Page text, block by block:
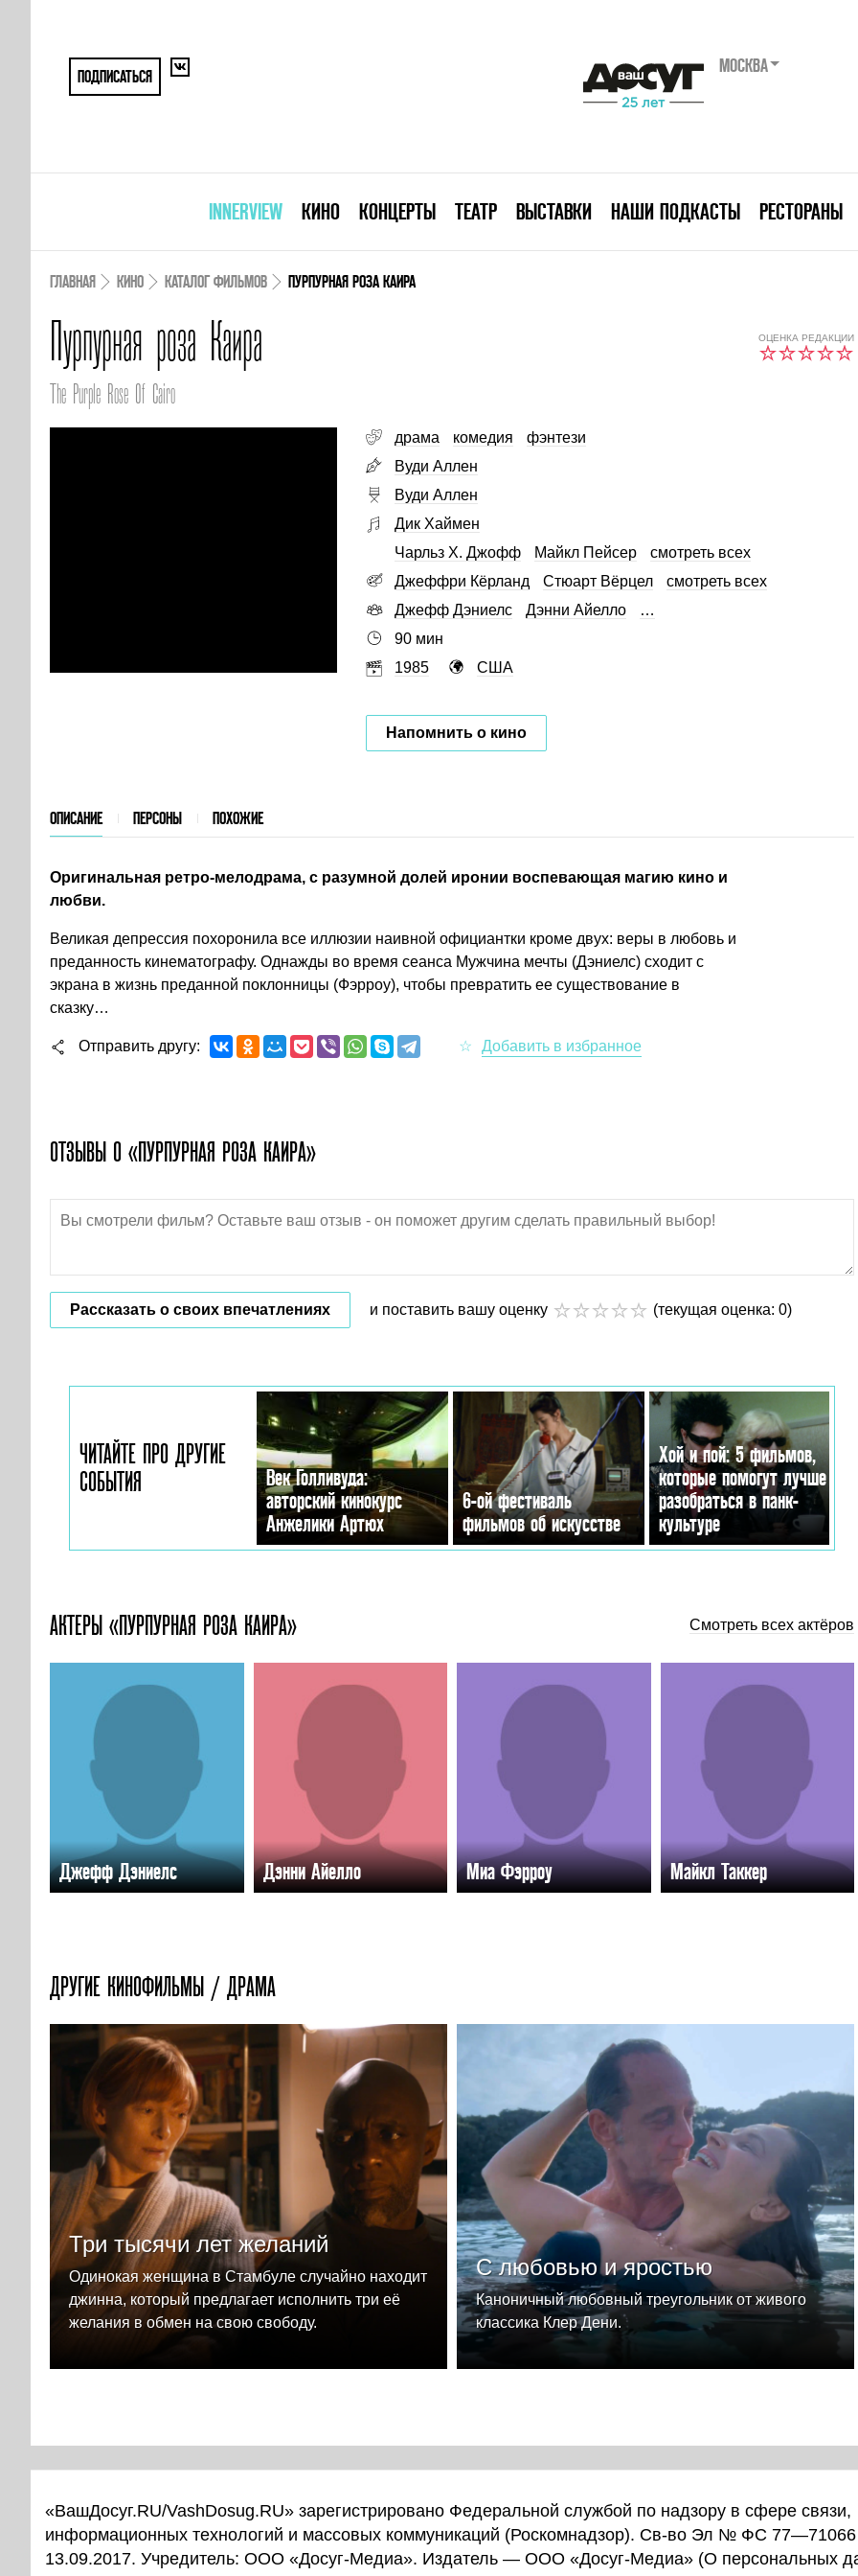
ПОДПИСАТЬСЯ
МОСКВА
INNERVIEW КИНО КОНЦЕРТЫ ТЕАТР ВЫСТАВКИ НАШИ ПОДКАСТЫ РЕСТОРАНЫ
ГЛАВНАЯ КИНО КАТАЛОГ ФИЛЬМОВ ПУРПУРНАЯ РОЗА КАИРА
Пурпурная роза Каира ОЦЕНКА РЕДАКЦИИ
The Purple Rose Of Cairo
драма комедия
фэнтези
Вуди Аллен
Вуди Аллен
Дик Хаймен
Чарльз Х. Джофф
Майкл Пейсер
смотреть всех
Джеффри Кёрланд
Стюарт Вёрцел
смотреть всех
Джефф Дэниелс
Дэнни Айелло
…
90 мин
1985
США
Напомнить о кино
ОПИСАНИЕ ПЕРСОНЫ ПОХОЖИЕ
Оригинальная ретро-мелодрама, с разумной долей иронии воспевающая магию кино и
любви.
Великая депрессия похоронила все иллюзии наивной официантки кроме двух: веры в любовь и
преданность кинематографу. Однажды во время сеанса Мужчина мечты (Дэниелс) сходит с
экрана в жизнь преданной поклонницы (Фэрроу), чтобы превратить ее существование в
сказку…
Отправить другу
ОТЗЫВЫ О «ПУРПУРНАЯ РОЗА КАИРА»
Рассказать о своих впечатлениях и поставить вашу оценку (текущая оценка: 0)
ЧИТАЙТЕ ПРО ДРУГИЕ
СОБЫТИЯ
Век Голливуда:
авторский кинокурс
Анжелики Артюх
6-ой фестиваль
фильмов об искусстве
Хой и пой: 5 фильмов,
которые помогут лучше
разобраться в панк-
культуре
АКТЕРЫ «ПУРПУРНАЯ РОЗА КАИРА» Смотреть всех актёров
Джефф Дэниелс Дэнни Айелло Миа Фэрроу Майкл Таккер
ДРУГИЕ КИНОФИЛЬМЫ / ДРАМА
Три тысячи лет желаний
Одинокая женщина в Стамбуле случайно находит
джинна, который предлагает исполнить три её
желания в обмен на свою свободу.
С любовью и яростью
Каноничный любовный треугольник от живого
классика Клер Дени.
«ВашДосуг.RU/VashDosug.RU» зарегистрировано Федеральной службой по надзору в сфере связи,
информационных технологий и массовых коммуникаций (Роскомнадзор). Св-во Эл № ФС 77—71066
13.09.2017. Учредитель: ООО «Досуг-Медиа». Издатель — ООО «Досуг-Медиа» (О персональных